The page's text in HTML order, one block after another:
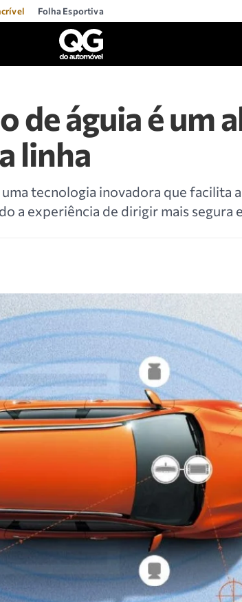
Folha Esportiva
de águia é um
linha
tecnologia inovadora que facilita
a experiência de dirigir mais segura